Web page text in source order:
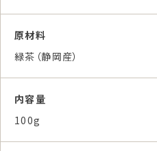
原材料
緑茶（静岡産）
内容量
100g